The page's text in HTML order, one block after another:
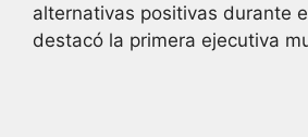
alternativas positivas durante
destacó la primera ejecutiva